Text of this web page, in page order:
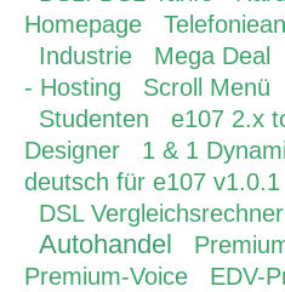
Homepage
Industrie
Mega Deal
- Hosting Scroll Menü
Studenten e107 2.x
Designer 1 & 1
deutsch für e107 v1.0.1
DSL Vergleichsrechner
Autohandel
Premium-Voice
EDV-